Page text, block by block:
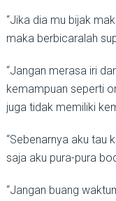
“Jika dia mu bijak
maka berbicaralah
“Jangan merasa iri
kemampuan seperti
juga tidak memiliki
“Sebenarnya aku tau
saja aku pura-pura
“Jangan buang